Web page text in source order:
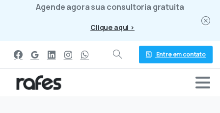
Agende agora sua consultoria gratuita
Clique aqui >
Entre em contato